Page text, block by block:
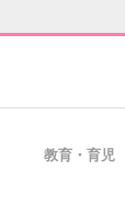
教育・育児